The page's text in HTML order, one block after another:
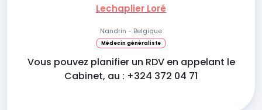
Lechaplier Loré
Nandrin - Belgique
Médecin généraliste
Vous pouvez planifier un RDV en appelant le
Cabinet, au : +324 372 04 71